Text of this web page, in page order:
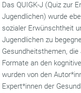
Das QUIGK-J (Quiz zur
Jugendlichen) wurde
sozialer Erwünschtheit
Jugendlichen zu
Gesundheitsthemen,
Formate an den
wurden von den
Expert*innen der